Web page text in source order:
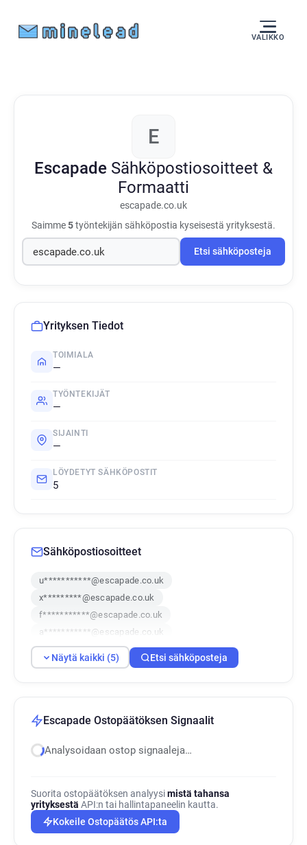
VALIKKO
E
Escapade Sähköpostiosoitteet &
Formaatti
escapade.co.uk
Saimme5työntekijän sähköpostia kyseisestä yrityksestä.
Etsi sähköposteja
Yrityksen Tiedot
TOIMIALA
—
TYÖNTEKIJÄT
—
SIJAINTI
—
LÖYDETYT SÄHKÖPOSTIT
5
Sähköpostiosoitteet
u***********@escapade.co.uk
x*********@escapade.co.uk
f***********@escapade.co.uk
a***********@escapade.co.uk
y*****@escapade.co.uk
Näytä kaikki (5) Etsi sähköposteja
Escapade Ostopäätöksen Signaalit
Analysoidaan ostop signaaleja…
Suorita ostopäätöksen analyysimistä tahansa
yrityksestä API:n tai hallintapaneelin kautta.
Kokeile Ostopäätös API:ta